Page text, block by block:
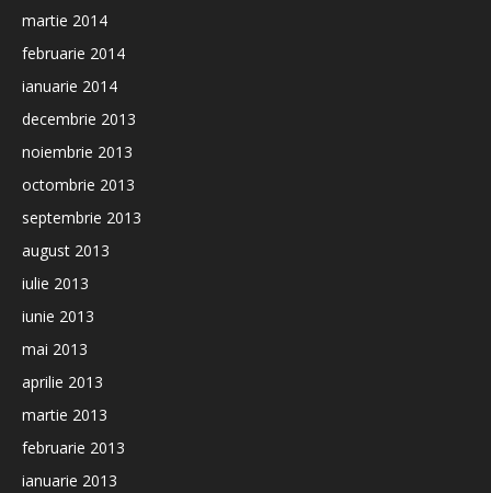
martie 2014
februarie 2014
ianuarie 2014
decembrie 2013
noiembrie 2013
octombrie 2013
septembrie 2013
august 2013
iulie 2013
iunie 2013
mai 2013
aprilie 2013
martie 2013
februarie 2013
ianuarie 2013